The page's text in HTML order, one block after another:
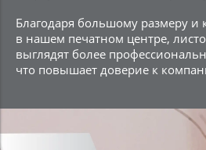
Благодаря большому размеру и
в нашем печатном центре,
выглядят более
что повышает доверие к